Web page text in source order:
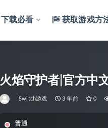
下载必看 获取游戏方
火焰守护者|官方中
Switch游戏 3 年前 0
普通